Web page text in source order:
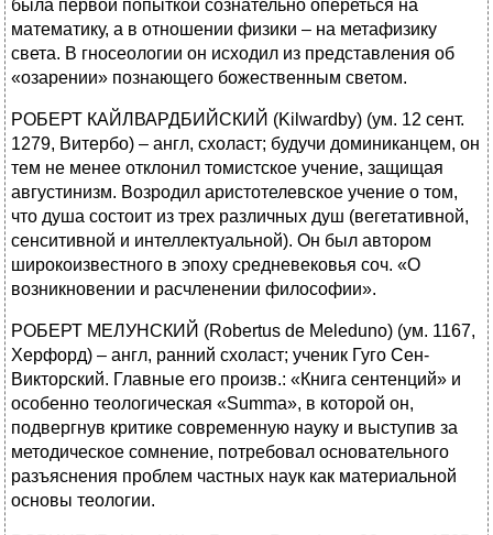
была первой попыткой сознательно опереться на
математику, а в отношении физики – на метафизику
света. В гносеологии он исходил из представления об
«озарении» познающего божественным светом.
РОБЕРТ КАЙЛВАРДБИЙСКИЙ (Kilwardby) (ум. 12 сент.
1279, Витербо) – англ, схоласт; будучи доминиканцем, он
тем не менее отклонил томистское учение, защищая
августинизм. Возродил аристотелевское учение о том,
что душа состоит из трех различных душ (вегетативной,
сенситивной и интеллектуальной). Он был автором
широкоизвестного в эпоху средневековья соч. «О
возникновении и расчленении философии».
РОБЕРТ МЕЛУНСКИЙ (Robertus de Meleduno) (ум. 1167,
Херфорд) – англ, ранний схоласт; ученик Гуго Сен-
Викторский. Главные его произв.: «Книга сентенций» и
особенно теологическая «Summa», в которой он,
подвергнув критике современную науку и выступив за
методическое сомнение, потребовал основательного
разъяснения проблем частных наук как материальной
основы теологии.